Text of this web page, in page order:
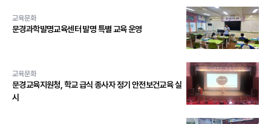
교육문화
문경과학발명교육센터 발명 특별 교육 운영
교육문화
문경교육지원청, 학교 급식 종사자 정기 안전보건교육 실
시